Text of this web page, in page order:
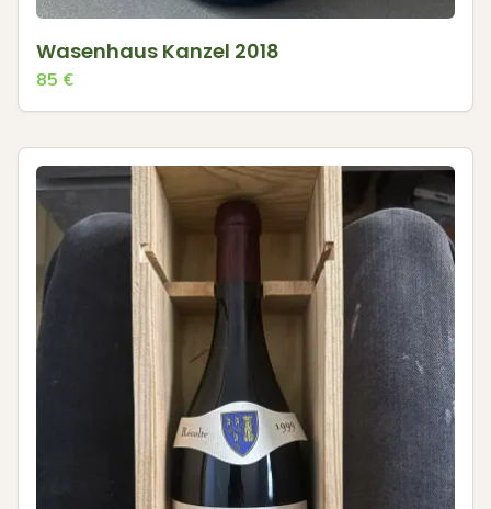
Wasenhaus Kanzel 2018
85 €